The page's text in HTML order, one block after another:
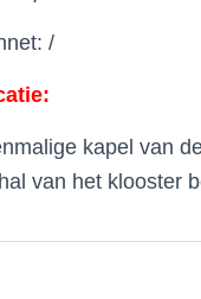
/
kapel van
van het klooster